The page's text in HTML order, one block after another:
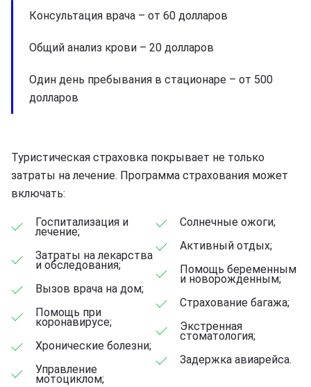
Консультация врача – от 60 долларов
Общий анализ крови – 20 долларов
Один день пребывания в стационаре – от 500
долларов
Туристическая страховка покрывает не только
затраты на лечение. Программа страхования может
включать:
Госпитализация и
лечение;
Затраты на лекарства
и обследования;
Вызов врача на дом;
Помощь при
коронавирусе;
Хронические болезни;
Управление
мотоциклом;
Солнечные ожоги;
Активный отдых;
Помощь беременным
и новорожденным;
Страхование багажа;
Экстренная
стоматология;
Задержка авиарейса.